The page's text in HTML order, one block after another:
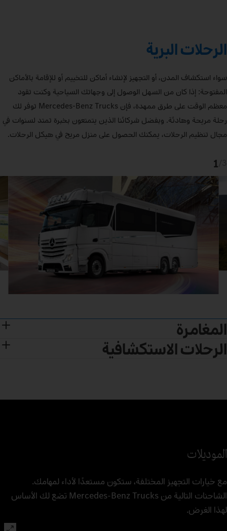
الرحلات البرية
سواء استكشاف المدن، أو التجهيز لإنشاء أماكن للتخييم أو للإقامة بالأماكن
المفتوحة: إذا كان من السهل الوصول إلى وجهاتك السياحية وكنت تقود
معظم الوقت على طرق ممهدة، فإن Mercedes‑Benz Trucks توفر لك
رحلة مريحة وهادئة. وبفضل شركائنا الذين يتمتعون بخبرة تمتد لسنوات في
مجال تنظيم الرحلات، يمكنك الحصول على منزل مريح في هيكل الرحلات.
1
المغامرة
الرحلات الاستكشافية
الموديلات
مع خيارات التجهيز المختلفة، ستكون مستعدًا لأداء لمهامك.
الشاحنات التالية من Mercedes‑Benz Trucks تضع لك الأساس
لهذا الغرض.